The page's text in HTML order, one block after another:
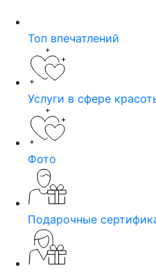
Топ впечатлений
Услуги в сфере
Фото
Подарочные